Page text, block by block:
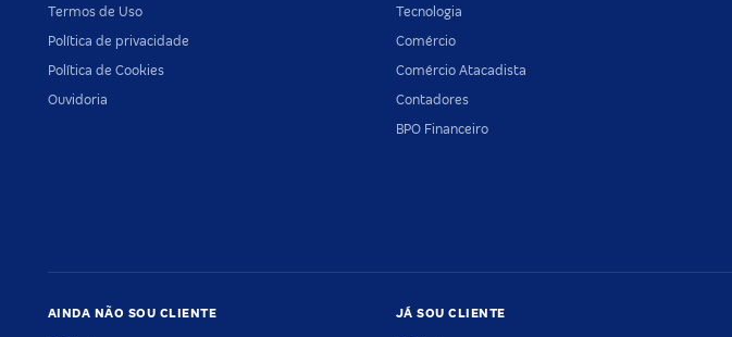
Termos de Uso
Política de privacidade
Política de Cookies
Ouvidoria
Tecnologia
Comércio
Comércio Atacadista
Contadores
BPO Financeiro
AINDA NÃO SOU CLIENTE JÁ SOU CLIENTE